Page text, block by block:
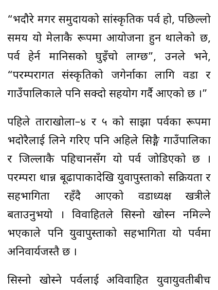
“भदौरे मगर समुदायको सांस्कृतिक पर्व हो, पछिल्लो
समय यो मेलाकै रूपमा आयोजना हुन थालेको छ,
पर्व हेर्न मानिसको घुइँचो लाग्छ”, उनले भने,
“परम्परागत संस्कृतिको जगेर्नाका लागि वडा र
गाउँपालिकाले पनि सक्दो सहयोग गर्दै आएको छ ।”
पहिले ताराखोला–४ र ५ को साझा पर्वका रूपमा
भदोरैलाई लिने गरिए पनि अहिले सिङ्गै गाउँपालिका
र जिल्लाकै पहिचानसँग यो पर्व जोडिएको छ ।
परम्परा धान्न बूढापाकादेखि युवापुस्ताको सक्रियता र
सहभागिता रहँदै आएको वडाध्यक्ष खत्रीले
बताउनुभयो । विवाहितले सिस्नो खोस्न नमिल्ने
भएकाले पनि युवापुस्ताको सहभागिता यो पर्वमा
अनिवार्यजस्तै छ ।
सिस्नो खोस्ने पर्वलाई अविवाहित युवायुवतीबीच